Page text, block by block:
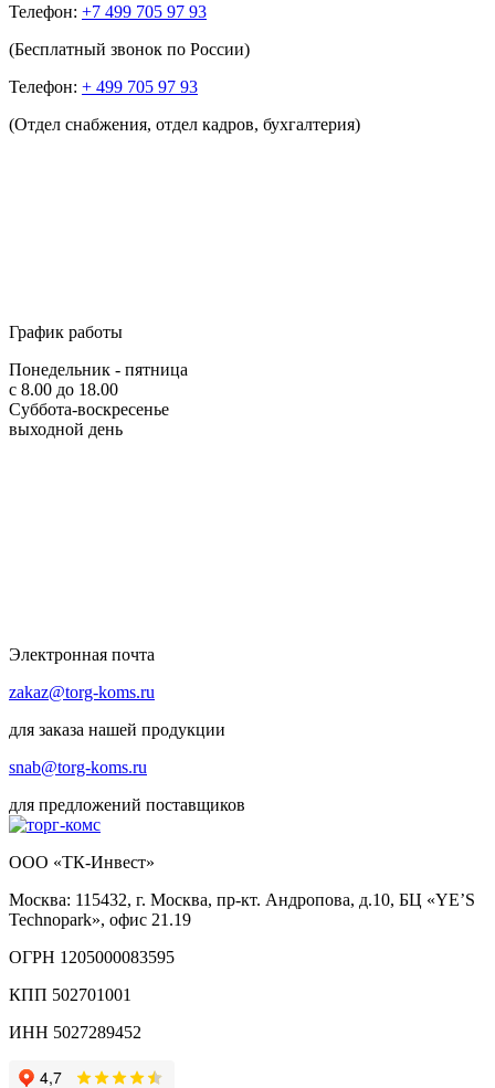
Телефон: +7 499 705 97 93
(Бесплатный звонок по России)
Телефон: + 499 705 97 93
(Отдел снабжения, отдел кадров, бухгалтерия)
График работы
Понедельник - пятница
с 8.00 до 18.00
Суббота-воскресенье
выходной день
Электронная почта
zakaz@torg-koms.ru
для заказа нашей продукции
snab@torg-koms.ru
для предложений поставщиков
ООО «ТК-Инвест»
Москва: 115432, г. Москва, пр-кт. Андропова, д.10, БЦ «YE’S
Technopark», офис 21.19
ОГРН 1205000083595
КПП 502701001
ИНН 5027289452